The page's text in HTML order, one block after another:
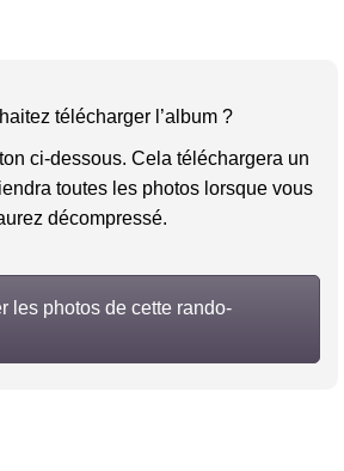
télécharger l’album ?
ci-dessous. Cela téléchargera un
toutes les photos lorsque vous
décompressé.
les photos de cette rando-